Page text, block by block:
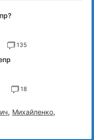
135
18
, Михайленко,